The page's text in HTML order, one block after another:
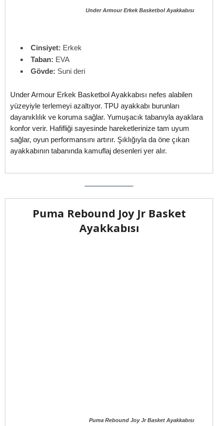
Under Armour Erkek Basketbol Ayakkabısı
Cinsiyet: Erkek
Taban: EVA
Gövde: Suni deri
Under Armour Erkek Basketbol Ayakkabısı nefes alabilen
yüzeyiyle terlemeyi azaltıyor. TPU ayakkabı burunları
dayanıklılık ve koruma sağlar. Yumuşacık tabanıyla ayaklara
konfor verir. Hafifliği sayesinde hareketlerinize tam uyum
sağlar, oyun performansını artırır. Şıklığıyla da öne çıkan
ayakkabının tabanında kamuflaj desenleri yer alır.
Puma Rebound Joy Jr Basket
Ayakkabısı
Puma Rebound Joy Jr Basket Ayakkabısı